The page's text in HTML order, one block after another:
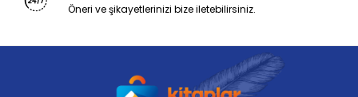
Öneri ve şikayetlerinizi bize iletebilirsiniz.